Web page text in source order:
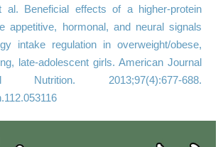
al. Beneficial effects of a higher-protein
appetitive, hormonal, and neural signals
intake regulation in overweight/obese,
late-adolescent girls. American Journal
2013;97(4):677-688.